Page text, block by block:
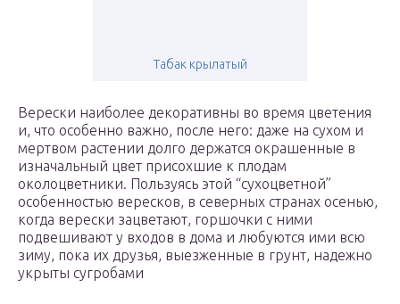
Табак крылатый
Верески наиболее декоративны во время цветения
и, что особенно важно, после него: даже на сухом и
мертвом растении долго держатся окрашенные в
изначальный цвет присохшие к плодам
околоцветники. Пользуясь этой “сухоцветной”
особенностью вересков, в северных странах осенью,
когда верески зацветают, горшочки с ними
подвешивают у входов в дома и любуются ими всю
зиму, пока их друзья, выезженные в грунт, надежно
укрыты сугробами